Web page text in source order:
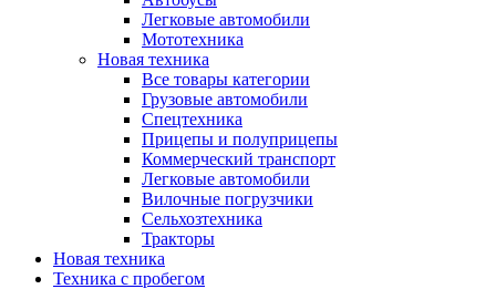
Легковые автомобили
Мототехника
Новая техника
Все товары категории
Грузовые автомобили
Спецтехника
Прицепы и полуприцепы
Коммерческий транспорт
Легковые автомобили
Вилочные погрузчики
Сельхозтехника
Тракторы
Новая техника
Техника с пробегом